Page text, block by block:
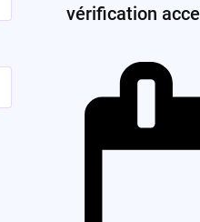
vérification